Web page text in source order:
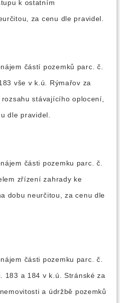
k ostatním
za cenu dle pravidel.
částí pozemků parc. č.
vše v k.ú. Rýmařov za
stávajícího oplocení,
dle pravidel.
části pozemku parc. č.
zřízení zahrady ke
dobu neurčitou, za cenu dle
části pozemku parc. č.
183 a 184 v k.ú. Stránské za
a údržbě pozemků